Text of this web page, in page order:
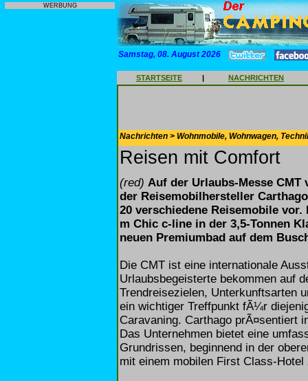
WERBUNG
Samstag, 08. August 2026
STARTSEITE | NACHRICHTEN
Nachrichten > Wohnmobile, Wohnwagen,
Reisen mit Comfort
(red) Auf der Urlaubs-Messe
der Reisemobilhersteller
20 verschiedene Reisemobile
m Chic c-line in der 3,5-Tonnen
neuen Premiumbad auf dem
Die CMT ist eine internationale
Urlaubsbegeisterte bekommen auf
Trendreisezielen, Unterkunftsarten
ein wichtiger Treffpunkt fÃ¼r
Caravaning. Carthago prÃ¤sentiert
Das Unternehmen bietet eine
Grundrissen, beginnend in der
mit einem mobilen First Class-